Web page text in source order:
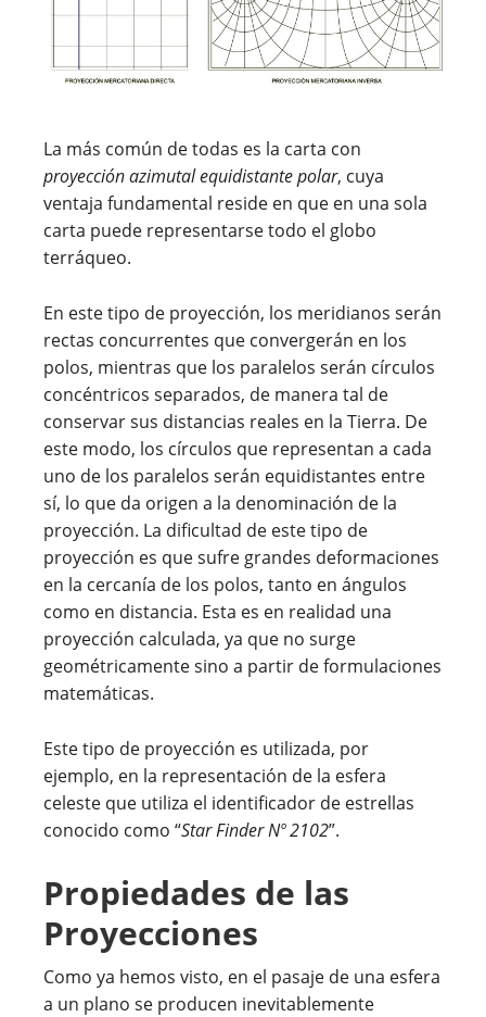
La más común de todas es la carta con
proyección azimutal equidistante polar, cuya
ventaja fundamental reside en que en una sola
carta puede representarse todo el globo
terráqueo.
En este tipo de proyección, los meridianos serán
rectas concurrentes que convergerán en los
polos, mientras que los paralelos serán círculos
concéntricos separados, de manera tal de
conservar sus distancias reales en la Tierra. De
este modo, los círculos que representan a cada
uno de los paralelos serán equidistantes entre
sí, lo que da origen a la denominación de la
proyección. La dificultad de este tipo de
proyección es que sufre grandes deformaciones
en la cercanía de los polos, tanto en ángulos
como en distancia. Esta es en realidad una
proyección calculada, ya que no surge
geométricamente sino a partir de formulaciones
matemáticas.
Este tipo de proyección es utilizada, por
ejemplo, en la representación de la esfera
celeste que utiliza el identificador de estrellas
conocido como “Star Finder Nº 2102”.
Propiedades de las
Proyecciones
Como ya hemos visto, en el pasaje de una esfera
a un plano se producen inevitablemente